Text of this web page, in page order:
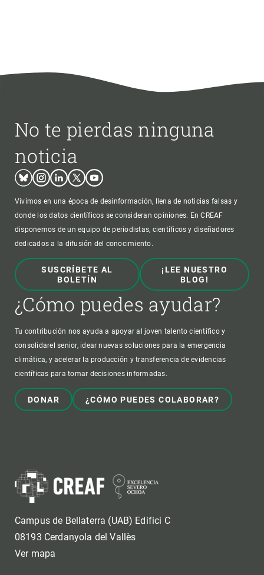
No te pierdas ninguna
noticia
BlueskyInstagram
LinkedinTwitterYoutube
Vivimos en una época de desinformación, llena de noticias falsas y
donde los datos científicos se consideran opiniones. En CREAF
disponemos de un equipo de periodistas, científicos y diseñadores
dedicados a la difusión del conocimiento.
SUSCRÍBETE AL
BOLETÍN
¡LEE NUESTRO
BLOG!
¿Cómo puedes ayudar?
Tu contribución nos ayuda a apoyar al joven talento científico y
consolidarel senior, idear nuevas soluciones para la emergencia
climática, y acelerar la producción y transferencia de evidencias
científicas para tomar decisiones informadas.
DONAR ¿CÓMO PUEDES COLABORAR?
Campus de Bellaterra (UAB) Edifici C
08193 Cerdanyola del Vallès
Ver mapa